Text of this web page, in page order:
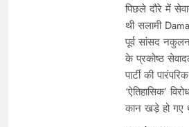
पिछले दौरे में
थी सलामी
पूर्व सांसद
के प्रकोष्ठ
पार्टी की
‘ऐतिहासिक’
कान खड़े हो